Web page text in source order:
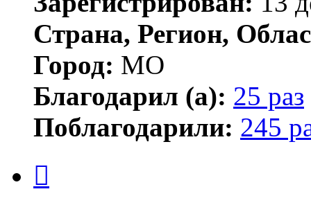
Страна, Регион,
Город: МО
Благодарил (а): 25 раз
Поблагодарили: 245